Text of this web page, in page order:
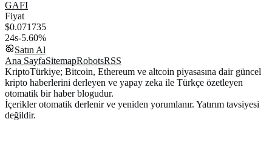
GAFI
Fiyat
$0.071735
24s-5.60%
Satın Al
Ana SayfaSitemapRobotsRSS
KriptoTürkiye; Bitcoin, Ethereum ve altcoin piyasasına dair güncel
kripto haberlerini derleyen ve yapay zeka ile Türkçe özetleyen
otomatik bir haber blogudur.
İçerikler otomatik derlenir ve yeniden yorumlanır. Yatırım tavsiyesi
değildir.